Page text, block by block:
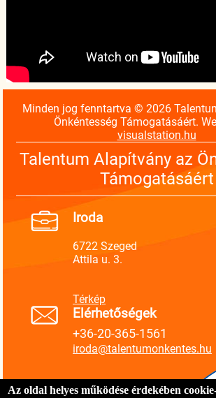
Minden jog fenntartva © 2026
Önkéntesség Támogatásáért.
visualstation.hu
Talentum Alapítvány az
Támogatásáért
Iroda
6722 Szeged
Attila u. 3.
Térkép
Elérhetőségek
+36-20-365-1561
iroda@talentumonkentes.hu
Az oldal helyes működése érdekében